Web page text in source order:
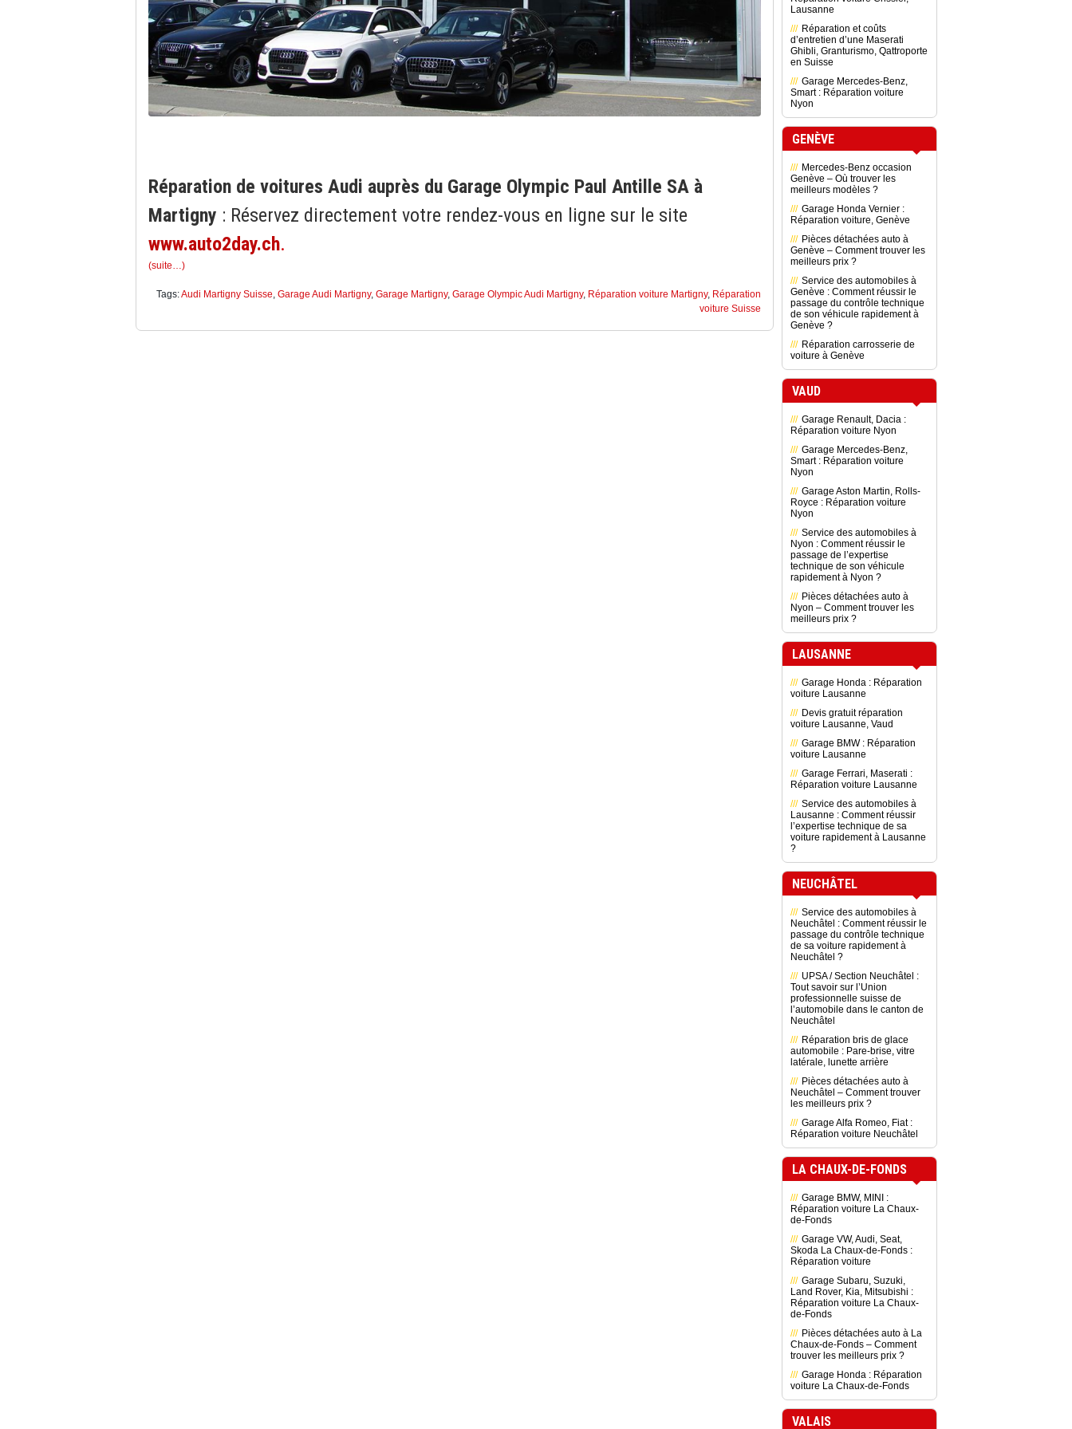
Réparation de voitures Audi auprès du Garage Olympic Paul Antille SA à
Martigny : Réservez directement votre rendez-vous en ligne sur le site
www.auto2day.ch.
(suite…)
Tags:Audi Martigny Suisse, Garage Audi Martigny, Garage Martigny, Garage Olympic Audi Martigny, Réparation voiture Martigny, Réparation
voiture Suisse
Lausanne
Réparation et coûts
d’entretien d’une Maserati
Ghibli, Granturismo, Qattroporte
en Suisse
Garage Mercedes-Benz,
Smart : Réparation voiture
Nyon
GENÈVE
Mercedes-Benz occasion
Genève – Où trouver les
meilleurs modèles ?
Garage Honda Vernier :
Réparation voiture, Genève
Pièces détachées auto à
Genève – Comment trouver les
meilleurs prix ?
Service des automobiles à
Genève : Comment réussir le
passage du contrôle technique
de son véhicule rapidement à
Genève ?
Réparation carrosserie de
voiture à Genève
VAUD
Garage Renault, Dacia :
Réparation voiture Nyon
Garage Mercedes-Benz,
Smart : Réparation voiture
Nyon
Garage Aston Martin, Rolls-
Royce : Réparation voiture
Nyon
Service des automobiles à
Nyon : Comment réussir le
passage de l’expertise
technique de son véhicule
rapidement à Nyon ?
Pièces détachées auto à
Nyon – Comment trouver les
meilleurs prix ?
LAUSANNE
Garage Honda : Réparation
voiture Lausanne
Devis gratuit réparation
voiture Lausanne, Vaud
Garage BMW : Réparation
voiture Lausanne
Garage Ferrari, Maserati :
Réparation voiture Lausanne
Service des automobiles à
Lausanne : Comment réussir
l’expertise technique de sa
voiture rapidement à Lausanne
?
NEUCHÂTEL
Service des automobiles à
Neuchâtel : Comment réussir le
passage du contrôle technique
de sa voiture rapidement à
Neuchâtel ?
UPSA / Section Neuchâtel :
Tout savoir sur l’Union
professionnelle suisse de
l’automobile dans le canton de
Neuchâtel
Réparation bris de glace
automobile : Pare-brise, vitre
latérale, lunette arrière
Pièces détachées auto à
Neuchâtel – Comment trouver
les meilleurs prix ?
Garage Alfa Romeo, Fiat :
Réparation voiture Neuchâtel
LA CHAUX-DE-FONDS
Garage BMW, MINI :
Réparation voiture La Chaux-
de-Fonds
Garage VW, Audi, Seat,
Skoda La Chaux-de-Fonds :
Réparation voiture
Garage Subaru, Suzuki,
Land Rover, Kia, Mitsubishi :
Réparation voiture La Chaux-
de-Fonds
Pièces détachées auto à La
Chaux-de-Fonds – Comment
trouver les meilleurs prix ?
Garage Honda : Réparation
voiture La Chaux-de-Fonds
VALAIS